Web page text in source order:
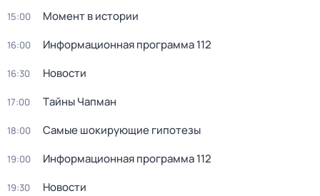
15:00 Момент в истории
16:00 Информационная программа 112
16:30 Новости
17:00 Тaйны Чапман
18:00 Самые шoкиpующие гипотезы
19:00 Информационная программа 112
19:30 Новости